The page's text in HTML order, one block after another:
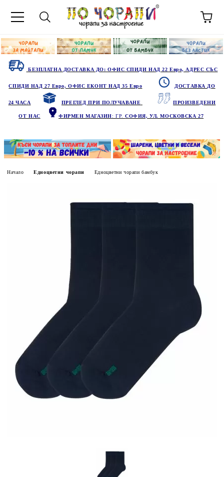
БЕЗПЛАТНА ДОСТАВКА ДО: ОФИС СПИДИ НАД 22 Евро, АДРЕС СЪС
СПИДИ НАД 27 Евро, ОФИС ЕКОНТ НАД 35 Евро ДОСТАВКА ДО
24 ЧАСА ПРЕГЛЕД ПРИ ПОЛУЧАВАНЕ ПРОИЗВЕДЕНИ
ОТ НАС ФИРМЕН МАГАЗИН: ГР.СОФИЯ, УЛ. МОСКОВСКА 27
Начало Едноцветни чорапи Едноцветни чорапи бамбук